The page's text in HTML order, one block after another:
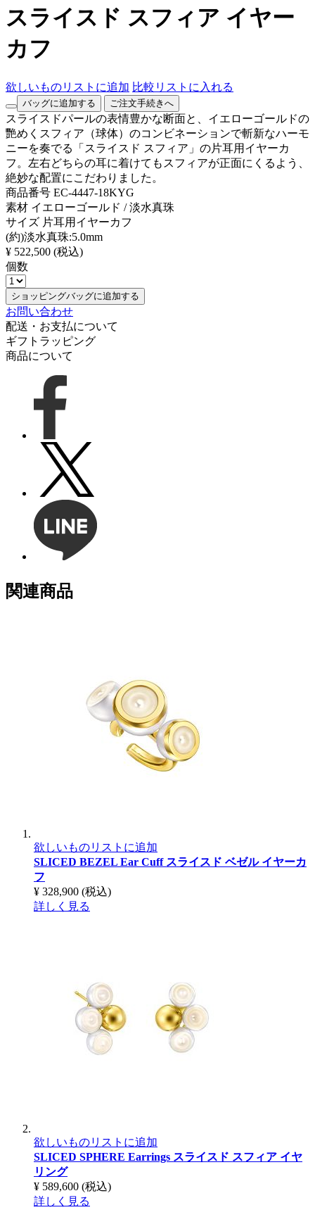
スライスド スフィア イヤー
カフ
欲しいものリストに追加 比較リストに入れる
バッグに追加する ご注文手続きへ
スライスドパールの表情豊かな断面と、イエローゴールドの
艷めくスフィア（球体）のコンビネーションで斬新なハーモ
ニーを奏でる「スライスド スフィア」の片耳用イヤーカ
フ。左右どちらの耳に着けてもスフィアが正面にくるよう、
絶妙な配置にこだわりました。
商品番号 EC-4447-18KYG
素材 イエローゴールド / 淡水真珠
サイズ 片耳用イヤーカフ
(約)淡水真珠:5.0mm
¥ 522,500 (税込)
個数
ショッピングバッグに追加する
お問い合わせ
配送・お支払について
ギフトラッピング
商品について
関連商品
欲しいものリストに追加
SLICED BEZEL Ear Cuff スライスド ベゼル イヤーカ
フ
¥ 328,900 (税込)
詳しく見る
欲しいものリストに追加
SLICED SPHERE Earrings スライスド スフィア イヤ
リング
¥ 589,600 (税込)
詳しく見る